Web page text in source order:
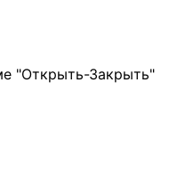
"Открыть-Закрыть"